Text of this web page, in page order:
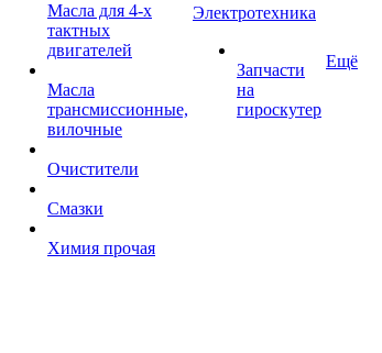
Масла для 4-х
тактных
двигателей
Масла
трансмиссионные,
вилочные
Очистители
Смазки
Химия прочая
Электротехника
Запчасти
на
гироскутер
Ещё